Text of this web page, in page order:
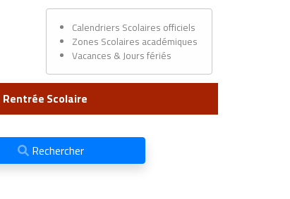
Calendriers Scolaires officiels
Zones Scolaires académiques
Vacances & Jours fériés
Rentrée Scolaire
Rechercher